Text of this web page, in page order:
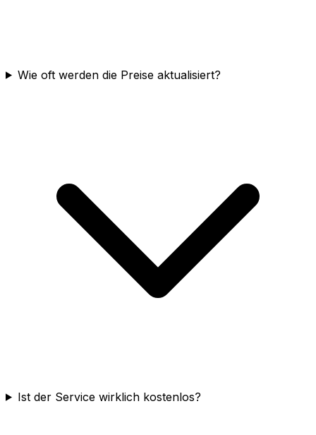
Wie oft werden die Preise aktualisiert?
Ist der Service wirklich kostenlos?